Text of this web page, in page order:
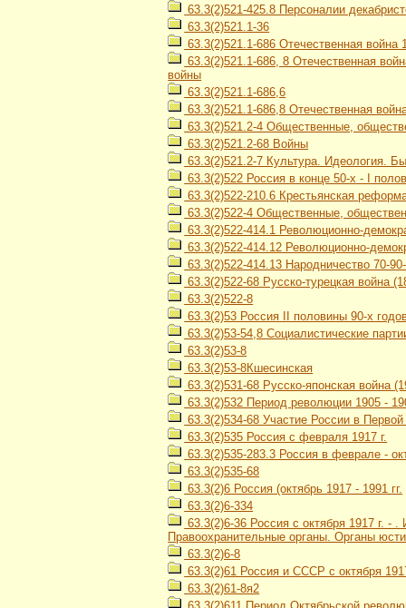
63.3(2)521-425.8 Персоналии
63.3(2)521.1-36
63.3(2)521.1-686 Отечественная война
63.3(2)521.1-686, 8 Отечественная
войны
63.3(2)521.1-686,6
63.3(2)521.1-686,8 Отечественная
63.3(2)521.2-4 Общественные,
63.3(2)521.2-68 Войны
63.3(2)521.2-7 Культура. Идеология.
63.3(2)522 Россия в конце 50-х - I
63.3(2)522-210.6 Крестьянская
63.3(2)522-4 Общественные,
63.3(2)522-414.1 Революционно-
63.3(2)522-414.12 Революционно-
63.3(2)522-414.13 Народничество 70-
63.3(2)522-68 Русско-турецкая война
63.3(2)522-8
63.3(2)53 Россия II половины 90-х
63.3(2)53-54,8 Социалистические
63.3(2)53-8
63.3(2)53-8Кшесинская
63.3(2)531-68 Русско-японская война
63.3(2)532 Период революции 1905 -
63.3(2)534-68 Участие России в
63.3(2)535 Россия с февраля 1917 г.
63.3(2)535-283.3 Россия в феврале -
63.3(2)535-68
63.3(2)6 Россия (октябрь 1917 - 1991 гг.
63.3(2)6-334
63.3(2)6-36 Россия с октября 1917 г. -
Правоохранительные органы. Органы
63.3(2)6-8
63.3(2)61 Россия и СССР с октября
63.3(2)61-8я2